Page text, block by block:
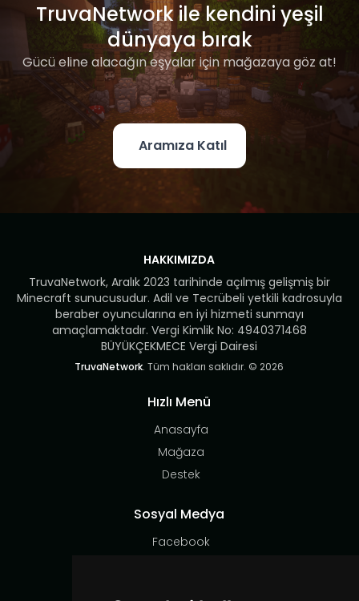
TruvaNetwork ile kendini yeşil
dünyaya bırak
Gücü eline alacağın eşyalar için mağazaya göz at!
Aramıza Katıl
HAKKIMIZDA
TruvaNetwork, Aralık 2023 tarihinde açılmış gelişmiş bir
Minecraft sunucusudur. Adil ve Tecrübeli yetkili kadrosuyla
beraber oyuncularına en iyi hizmeti sunmayı
amaçlamaktadır. Vergi Kimlik No: 4940371468
BÜYÜKÇEKMECE Vergi Dairesi
TruvaNetwork. Tüm hakları saklıdır. © 2026
Hızlı Menü
Anasayfa
Mağaza
Destek
Sosyal Medya
Facebook